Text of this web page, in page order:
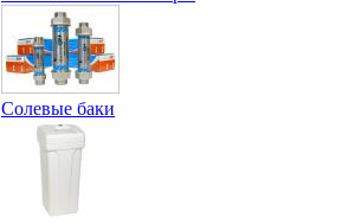
Солевые баки